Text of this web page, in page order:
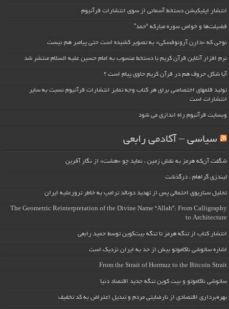
انتشار اپلیکیشن دستخط آسمانی از سوی انتشارات قرآنیوم
فضیلت‌ها و خواص سوره مبارکه “حمد”
نوحی که «دارِن آرونوفسکی» به تصویر کشیده است حتی پیامبر هم نیست
نرم افزار آنلاین قرآن کریم با دستخط منسوب به امام حسین علیه السلام منتشر شد
آیا شکل حروف هم در قرآن کریم حاوی پیام است ؟
تولید قلمهای اختصاصی برای هر کتاب وجه تمایز انتشارات قرآنیوم نسبت به سایر
انتشارات است
وبسایت قرآنیوم راه اندازی می شود
سیاسی – آکادمی رابعی
شگفت آن‌که هرمز به نقش زمین ، نماید چو «هشت» از نگار آفرین
لیندزی گراهام ، درگذشت
تحلیل سناریوی احتمالی پس از تهدید دونالد ترامپ به خاطر ترورعلیه ایران
The Geometric Reinterpretation of the Divine Name “Allah”: From Calligraphy
to Architecture
انتشار کتاب از تنگه هرمز تا تنگه بیت‌کوین توسط حمید رابعی
اشاره ساتوشی ناکاموتو بیش از حد به ایران نزدیک است
From the Strait of Hormuz to the Bitcoin Strait
ساتوشی ناکاموتو و بیت کوین تنگه جدید اقتصاد دنیا
بهره‌برداری اقتصادی از نارضایتی مردم و تبدیل اعتراض به کد تخفیف